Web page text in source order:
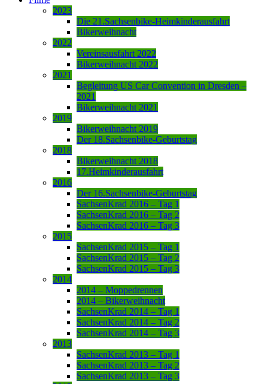
2023
Die 21.Sachsenbike-Heimkinderausfahrt
Bikerweihnacht
2022
Vereinsausfahrt 2022
Bikerweihnacht 2022
2021
Begleitung US Car Convention in Dresden –
2021
Bikerweihnacht 2021
2019
Bikerweihnacht 2019
Der 18.Sachsenbike-Geburtstag
2018
Bikerweihnacht 2018
17.Heimkinderausfahrt
2016
Der 16.Sachsenbike-Geburtstag
SachsenKrad 2016 – Tag 1
SachsenKrad 2016 – Tag 2
SachsenKrad 2016 – Tag 3
2015
SachsenKrad 2015 – Tag 1
SachsenKrad 2015 – Tag 2
SachsenKrad 2015 – Tag 3
2014
2014 – Moppedrennen
2014 – Bikerweihnacht
SachsenKrad 2014 – Tag 1
SachsenKrad 2014 – Tag 2
SachsenKrad 2014 – Tag 3
2013
SachsenKrad 2013 – Tag 1
SachsenKrad 2013 – Tag 2
SachsenKrad 2013 – Tag 3